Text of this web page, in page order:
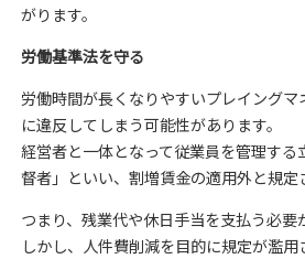
がります。
労働基準法を守る
労働時間が長くなりやすいプレイング
に違反してしまう可能性があります。
経営者と一体となって従業員を管理す
督者」といい、割増賃金の適用外と規定
つまり、残業代や休日手当を支払う必要
しかし、人件費削減を目的に規定が濫